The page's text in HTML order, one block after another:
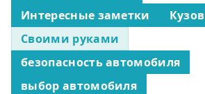
Интересные заметки
Кузов
Своими руками
безопасность автомобиля
выбор автомобиля